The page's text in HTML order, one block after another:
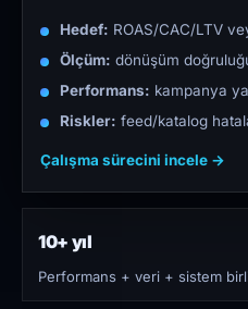
Hedef: ROAS/CAC/LTV
Ölçüm: dönüşüm
Performans: kampanya
Riskler: feed/katalog
Çalışma sürecini incele →
10+ yıl
Performans + veri + sistem